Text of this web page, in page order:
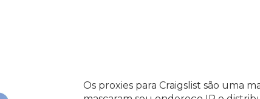
Os proxies para Craigslist são uma